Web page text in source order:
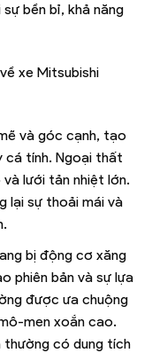
bền bỉ, khả năng
xe Mitsubishi
và góc cạnh, tạo
cá tính. Ngoại thất
lưới tản nhiệt lớn.
lại sự thoải mái và
bị động cơ xăng
phiên bản và sự lựa
được ưa chuộng
men xoắn cao.
thường có dung tích